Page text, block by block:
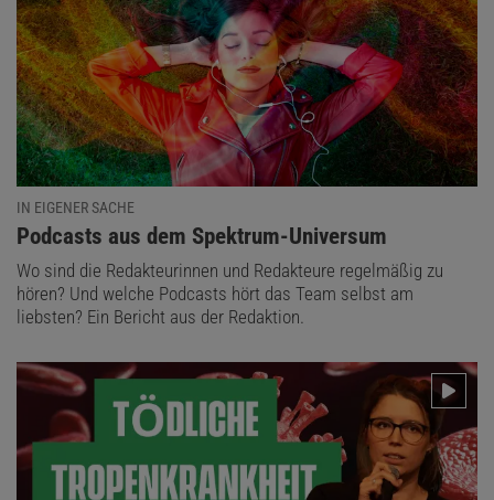
IN EIGENER SACHE
:
Podcasts aus dem Spektrum-Universum
Wo sind die Redakteurinnen und Redakteure regelmäßig zu
hören? Und welche Podcasts hört das Team selbst am
liebsten? Ein Bericht aus der Redaktion.